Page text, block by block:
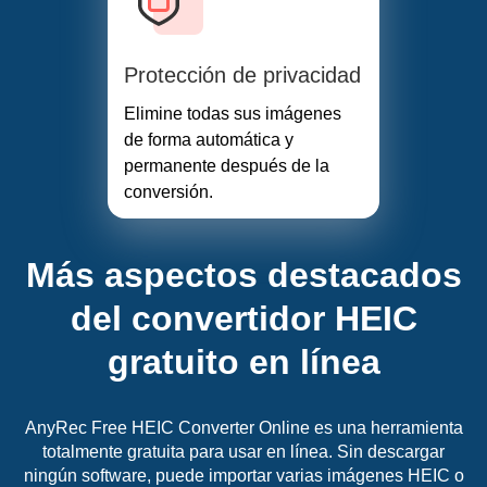
Protección de privacidad
Elimine todas sus imágenes
de forma automática y
permanente después de la
conversión.
Más aspectos destacados
del convertidor HEIC
gratuito en línea
AnyRec Free HEIC Converter Online es una herramienta
totalmente gratuita para usar en línea. Sin descargar
ningún software, puede importar varias imágenes HEIC o